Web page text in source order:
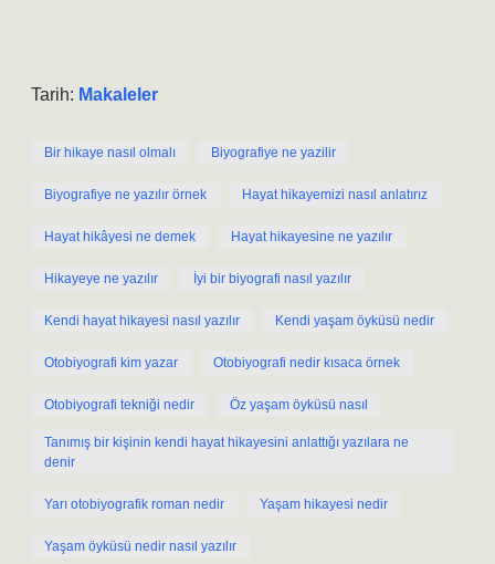
Tarih: Makaleler
Bir hikaye nasıl olmalı Biyografiye ne yazilir
Biyografiye ne yazılır örnek Hayat hikayemizi nasıl anlatırız
Hayat hikâyesi ne demek Hayat hikayesine ne yazılır
Hikayeye ne yazılır İyi bir biyografi nasıl yazılır
Kendi hayat hikayesi nasıl yazılır Kendi yaşam öyküsü nedir
Otobiyografi kim yazar Otobiyografi nedir kısaca örnek
Otobiyografi tekniği nedir Öz yaşam öyküsü nasıl
Tanımış bir kişinin kendi hayat hikayesini anlattığı yazılara ne
denir
Yarı otobiyografik roman nedir Yaşam hikayesi nedir
Yaşam öyküsü nedir nasıl yazılır